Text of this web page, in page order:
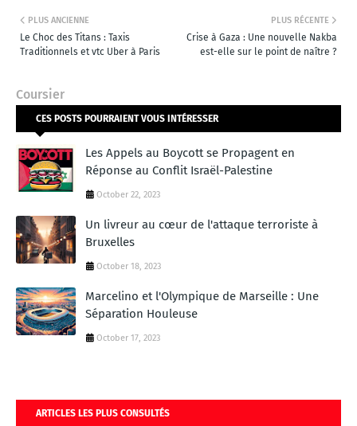
PLUS RÉCENTE
Crise à Gaza : Une nouvelle Nakba
est-elle sur le point de naître ?
PLUS ANCIENNE
Le Choc des Titans : Taxis
Traditionnels et vtc Uber à Paris
Coursier
CES POSTS POURRAIENT VOUS INTÉRESSER
Les Appels au Boycott se Propagent en
Réponse au Conflit Israël-Palestine
October 22, 2023
Un livreur au cœur de l'attaque terroriste à
Bruxelles
October 18, 2023
Marcelino et l'Olympique de Marseille : Une
Séparation Houleuse
October 17, 2023
ARTICLES LES PLUS CONSULTÉS